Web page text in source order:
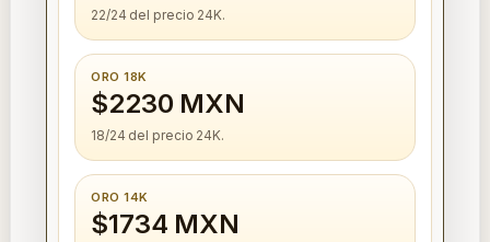
22/24 del precio 24K.
ORO 18K
$2230 MXN
18/24 del precio 24K.
ORO 14K
$1734 MXN